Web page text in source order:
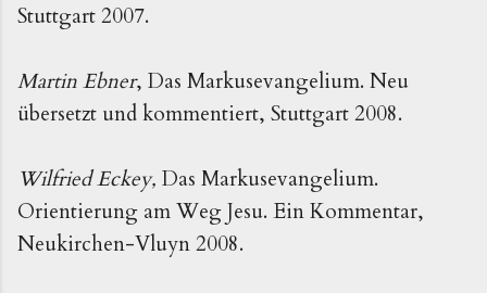
Stuttgart 2007.
Martin Ebner, Das Markusevangelium. Neu
übersetzt und kommentiert, Stuttgart 2008.
Wilfried Eckey, Das Markusevangelium.
Orientierung am Weg Jesu. Ein Kommentar,
Neukirchen-Vluyn 2008.